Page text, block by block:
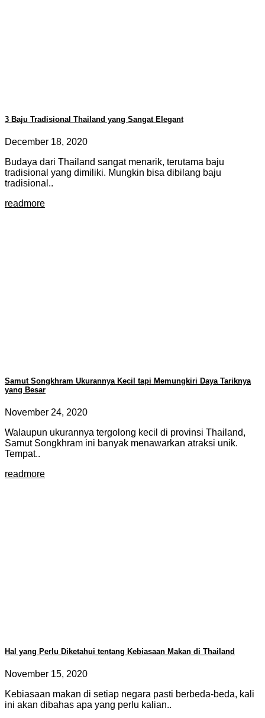
3 Baju Tradisional Thailand yang Sangat Elegant
December 18, 2020
Budaya dari Thailand sangat menarik, terutama baju
tradisional yang dimiliki. Mungkin bisa dibilang baju
tradisional..
readmore
Samut Songkhram Ukurannya Kecil tapi Memungkiri Daya Tariknya
yang Besar
November 24, 2020
Walaupun ukurannya tergolong kecil di provinsi Thailand,
Samut Songkhram ini banyak menawarkan atraksi unik.
Tempat..
readmore
Hal yang Perlu Diketahui tentang Kebiasaan Makan di Thailand
November 15, 2020
Kebiasaan makan di setiap negara pasti berbeda-beda, kali
ini akan dibahas apa yang perlu kalian..